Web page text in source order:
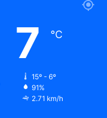
7 ℃
15º - 6º
91%
2.71 km/h